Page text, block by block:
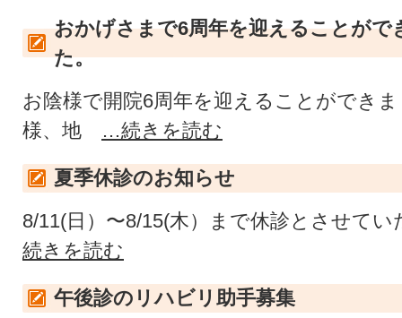
おかげさまで6周年を迎えることがで
た。
お陰様で開院6周年を迎えることができ
様、地
…続きを読む
夏季休診のお知らせ
8/11(日）〜8/15(木）まで休診とさせて
続きを読む
午後診のリハビリ助手募集